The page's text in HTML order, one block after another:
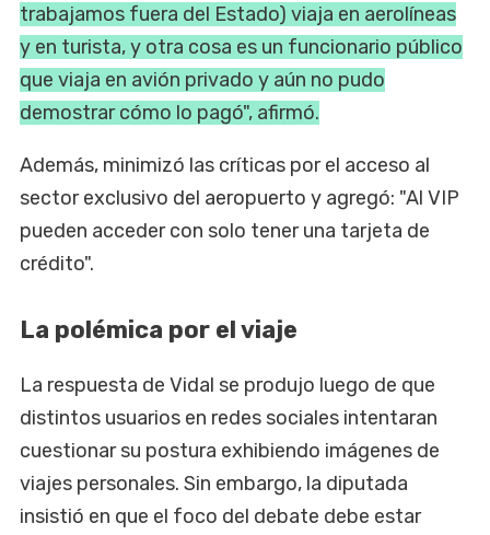
trabajamos fuera del Estado) viaja en aerolíneas
y en turista, y otra cosa es un funcionario público
que viaja en avión privado y aún no pudo
demostrar cómo lo pagó", afirmó.
Además, minimizó las críticas por el acceso al
sector exclusivo del aeropuerto y agregó: "Al VIP
pueden acceder con solo tener una tarjeta de
crédito".
La polémica por el viaje
La respuesta de Vidal se produjo luego de que
distintos usuarios en redes sociales intentaran
cuestionar su postura exhibiendo imágenes de
viajes personales. Sin embargo, la diputada
insistió en que el foco del debate debe estar